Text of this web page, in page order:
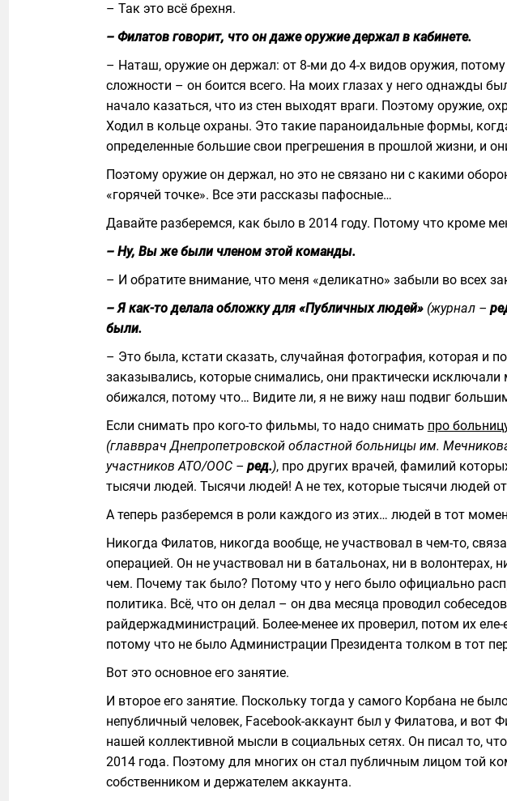
– Так это всё брехня.
– Филатов говорит, что он даже оружие держал в кабинете.
– Наташ, оружие он держал: от 8-ми до 4-х видов оружия, потому
сложности – он боится всего. На моих глазах у него однажды
начало казаться, что из стен выходят враги. Поэтому оружие,
Ходил в кольце охраны. Это такие параноидальные формы,
определенные большие свои прегрешения в прошлой жизни, и
Поэтому оружие он держал, но это не связано ни с какими
«горячей точке». Все эти рассказы пафосные…
Давайте разберемся, как было в 2014 году. Потому что кроме
– Ну, Вы же были членом этой команды.
– И обратите внимание, что меня «деликатно» забыли во всех
– Я как-то делала обложку для «Публичных людей» (журнал –
были.
– Это была, кстати сказать, случайная фотография, которая и
заказывались, которые снимались, они практически исключали
обижался, потому что… Видите ли, я не вижу наш подвиг бо
Если снимать про кого-то фильмы, то надо снимать про
(главврач Днепропетровской областной больницы им.
участников АТО/ООС – ред.), про других врачей, фамилий
тысячи людей. Тысячи людей! А не тех, которые тысячи людей
А теперь разберемся в роли каждого из этих… людей в тот
Никогда Филатов, никогда вообще, не участвовал в чем-то,
операцией. Он не участвовал ни в батальонах, ни в волонтерах,
чем. Почему так было? Потому что у него было официально
политика. Всё, что он делал – он два месяца проводил
райдержадминистраций. Более-менее их проверил, потом их еле-
потому что не было Администрации Президента толком в тот
Вот это основное его занятие.
И второе его занятие. Поскольку тогда у самого Корбана не
непубличный человек, Facebook-аккаунт был у Филатова, и вот
нашей коллективной мысли в социальных сетях. Он писал то,
2014 года. Поэтому для многих он стал публичным лицом той
собственником и держателем аккаунта.